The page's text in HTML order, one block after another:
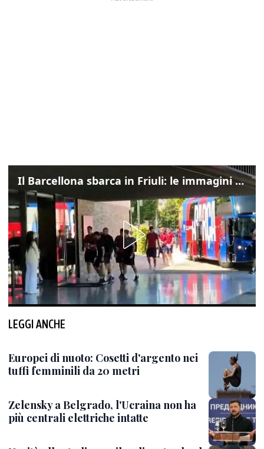
Il Barcellona sbarca in Friuli: le immagini dell'arrivo in albergo
LEGGI ANCHE
Europei di nuoto: Cosetti d'argento nei
tuffi femminili da 20 metri
Zelensky a Belgrado, l'Ucraina non ha
più centrali elettriche intatte